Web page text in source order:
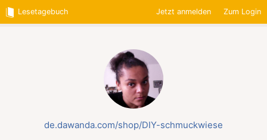
Lesetagebuch Jetzt anmelden Zum Login
de.dawanda.com/shop/DIY-schmuckwiese